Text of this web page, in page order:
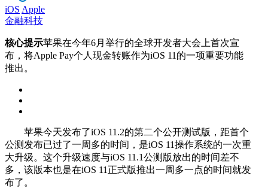
iOS Apple
金融科技
核心提示苹果在今年6月举行的全球开发者大会上首次宣
布，将Apple Pay个人现金转账作为iOS 11的一项重要功能
推出。
苹果今天发布了iOS 11.2的第二个公开测试版，距首个
公测发布已过了一周多的时间，是iOS 11操作系统的一次重
大升级。这个升级速度与iOS 11.1公测版放出的时间差不
多，该版本也是在iOS 11正式版推出一周多一点的时间就发
布了。